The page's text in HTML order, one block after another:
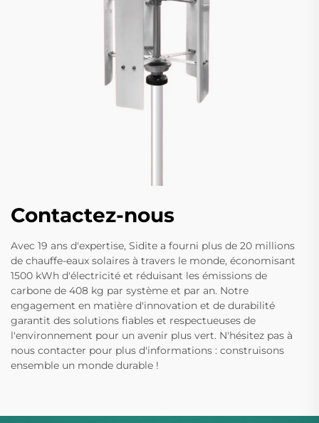
Contactez-nous
Avec 19 ans d'expertise, Sidite a fourni plus de 20 millions
de chauffe-eaux solaires à travers le monde, économisant
1500 kWh d'électricité et réduisant les émissions de
carbone de 408 kg par système et par an. Notre
engagement en matière d'innovation et de durabilité
garantit des solutions fiables et respectueuses de
l'environnement pour un avenir plus vert. N'hésitez pas à
nous contacter pour plus d'informations : construisons
ensemble un monde durable !